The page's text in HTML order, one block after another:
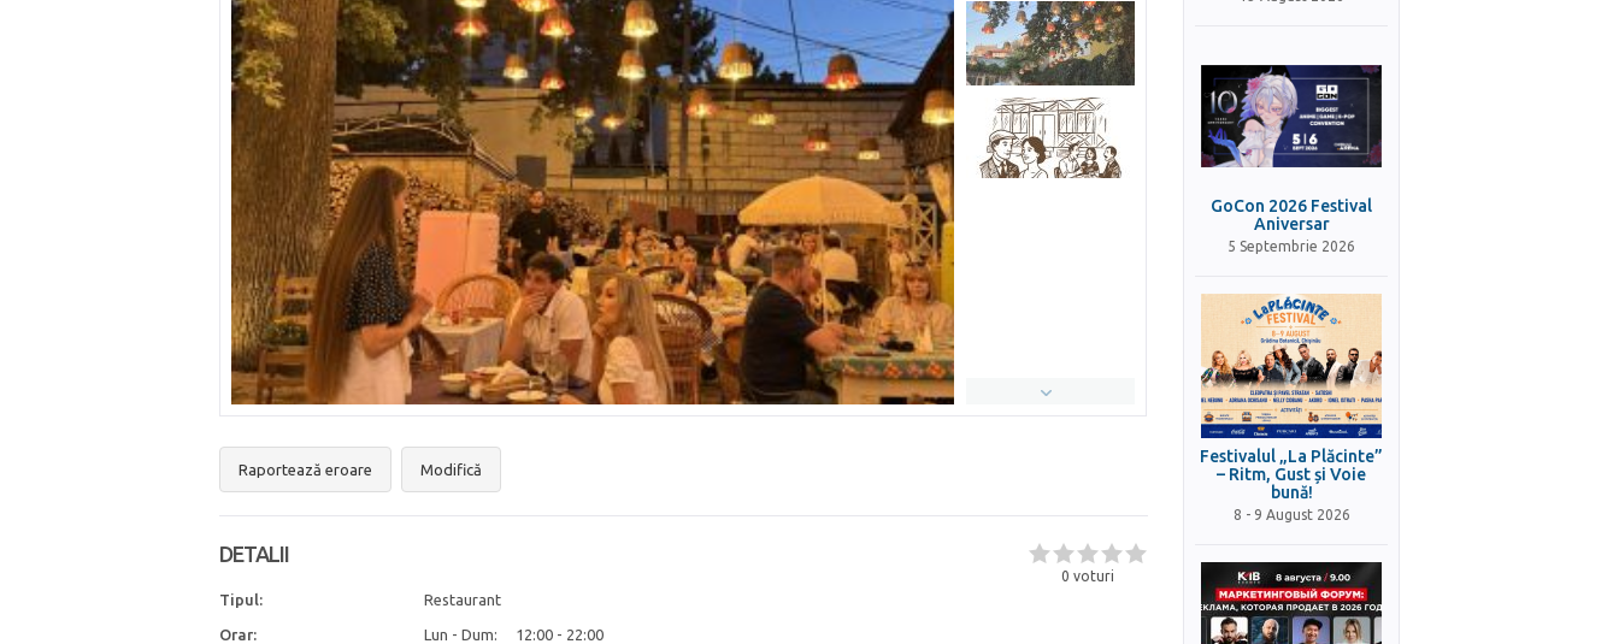
Raportează eroare Modifică
0 voturi
DETALII
Tipul: Restaurant
Orar: Lun - Dum: 12:00 - 22:00
GoCon 2026 Festival
Aniversar
5 Septembrie 2026
Festivalul „La Plăcinte”
– Ritm, Gust și Voie
bună!
8 - 9 August 2026